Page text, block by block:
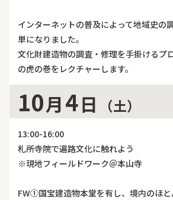
インターネットの普及によって地域史の
単になりました。
文化財建造物の調査・修理を手掛けるプ
の虎の巻をレクチャーします。
10月4日 （土）
13:00-16:00
札所寺院で遍路文化に触れよう
※現地フィールドワーク＠本山寺
FW①国宝建造物本堂を有し、境内のほ